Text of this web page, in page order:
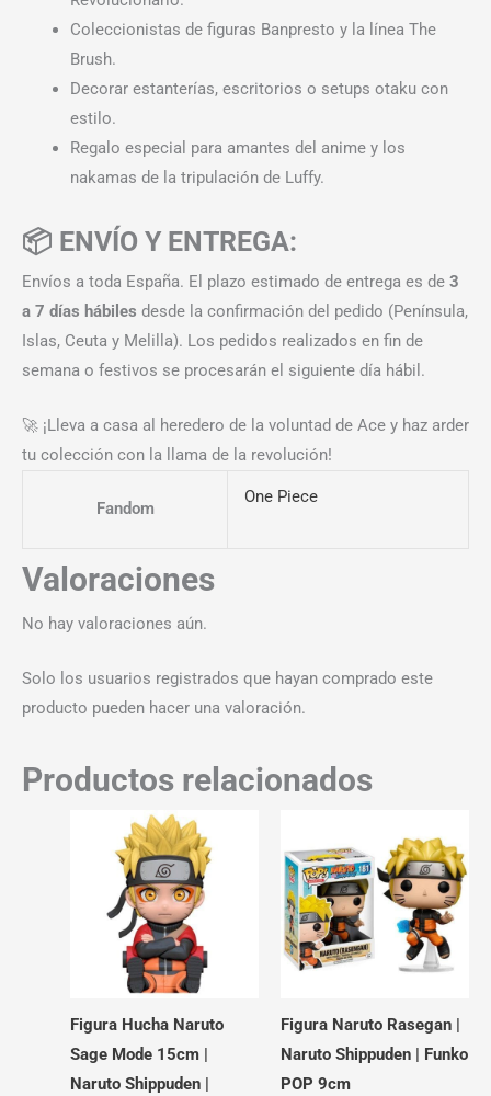
Coleccionistas de figuras Banpresto y la línea The
Brush.
Decorar estanterías, escritorios o setups otaku con
estilo.
Regalo especial para amantes del anime y los
nakamas de la tripulación de Luffy.
📦 ENVÍO Y ENTREGA:
Envíos a toda España. El plazo estimado de entrega es de 3
a 7 días hábiles desde la confirmación del pedido (Península,
Islas, Ceuta y Melilla). Los pedidos realizados en fin de
semana o festivos se procesarán el siguiente día hábil.
🚀 ¡Lleva a casa al heredero de la voluntad de Ace y haz arder
tu colección con la llama de la revolución!
Fandom
One Piece
Valoraciones
No hay valoraciones aún.
Solo los usuarios registrados que hayan comprado este
producto pueden hacer una valoración.
Productos relacionados
Figura Hucha Naruto
Sage Mode 15cm |
Naruto Shippuden |
Figura Naruto Rasegan |
Naruto Shippuden | Funko
POP 9cm